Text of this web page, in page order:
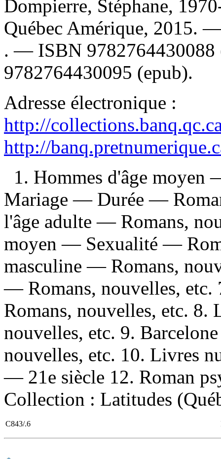
Dompierre, Stéphane,
Québec Amérique, 2015.
. — ISBN
9782764430095 (epub).
Adresse électronique :
http://
http://
1. Hommes d'âge moyen
Mariage — Durée —
l'âge adulte — Romans,
moyen — Sexualité —
masculine — Romans,
— Romans, nouvelles,
Romans, nouvelles, etc.
nouvelles, etc. 9.
nouvelles, etc. 10. Livres
— 21e siècle 12. Roman
Collection : Latitudes
C843/.6